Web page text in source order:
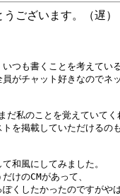
とうございます
つも書くことを考えてい
がチャット好きなのでネ
だ私のことを覚えていてく
を掲載していただけるの
和風にしてみました。
けのCMがあって、
くしたかったのですがや